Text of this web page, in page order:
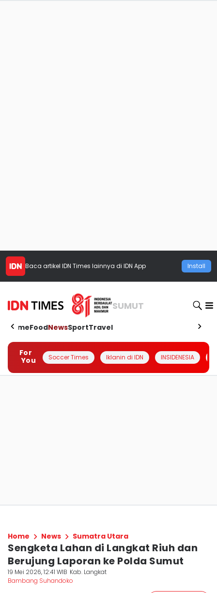
Baca artikel IDN Times lainnya di IDN App Install
SUMUT
HomeFoodNewsSportTravel
For
You
Soccer Times Iklanin di IDN INSIDENESIA
Home News Sumatra Utara
Sengketa Lahan di Langkat Riuh dan
Berujung Laporan ke Polda Sumut
19 Mei 2026, 12:41 WIB Kab. Langkat
Bambang Suhandoko